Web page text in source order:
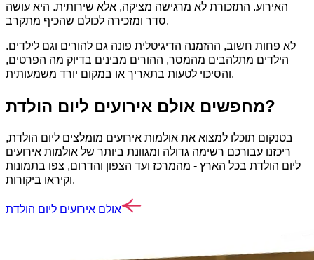
האירוע. התזכורת לא מרגישה מציקה, אלא שירותית. היא עושה
סדר ומזכירה לכולם שהכיף מתקרב.
לא פחות חשוב, ההזמנה הדיגיטלית פונה גם להורים וגם לילדים.
הילדים מתלהבים מהמסר, ההורים מבינים בדיוק מה הפרטים,
והסיכוי לטעות בתאריך או במקום יורד משמעותית.
מחפשים אולם אירועים ליום הולדת?
בטנקום תוכלו למצוא את אולמות אירועים מומלצים ליום הולדת,
ריכזנו עבורכם רשימה גדולה ומגוונת ביותר של אולמות אירועים
ליום הולדת בכל הארץ - מהמרכז ועד הצפון והדרום, צפו בתמונות
וקיראו ביקורות.
אולם אירועים ליום הולדת